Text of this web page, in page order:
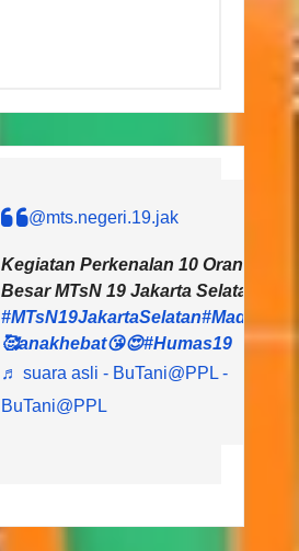
@mts.negeri.19.jak
Kegiatan Perkenalan 10 Orang
Besar MTsN 19 Jakarta Selatan
#MTsN19JakartaSelatan
🥰anakhebat😘😍#Humas19
♬ suara asli - BuTani@PPL -
BuTani@PPL